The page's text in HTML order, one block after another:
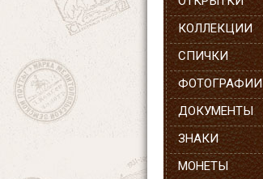
КОЛЛЕКЦИИ
СПИЧКИ
ФОТОГРАФИИ
ДОКУМЕНТЫ
ЗНАКИ
МОНЕТЫ